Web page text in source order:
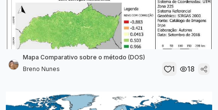
Mapa Comparativo sobre o método (DOS)
Breno Nunes
1 18